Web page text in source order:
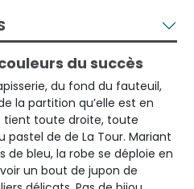
du succès
du fond du fauteuil,
la partition qu’elle est en
tient toute droite, toute
de de La Tour. Mariant
de bleu, la robe se déploie en
un bout de jupon de